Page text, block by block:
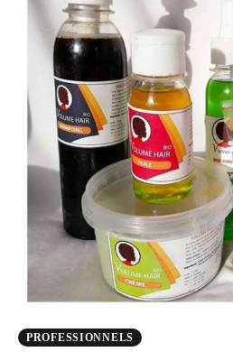
PROFESSIONNELS